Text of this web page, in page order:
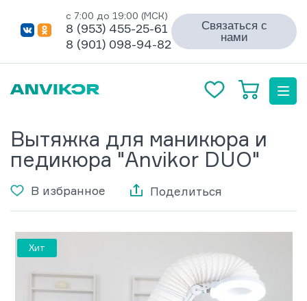
с 7:00 до 19:00 (МСК)
8 (953) 455-25-61
8 (901) 098-94-82
Связаться с
нами
Вытяжка для маникюра и
педикюра "Anvikor DUO"
В избранное Поделиться
Хит